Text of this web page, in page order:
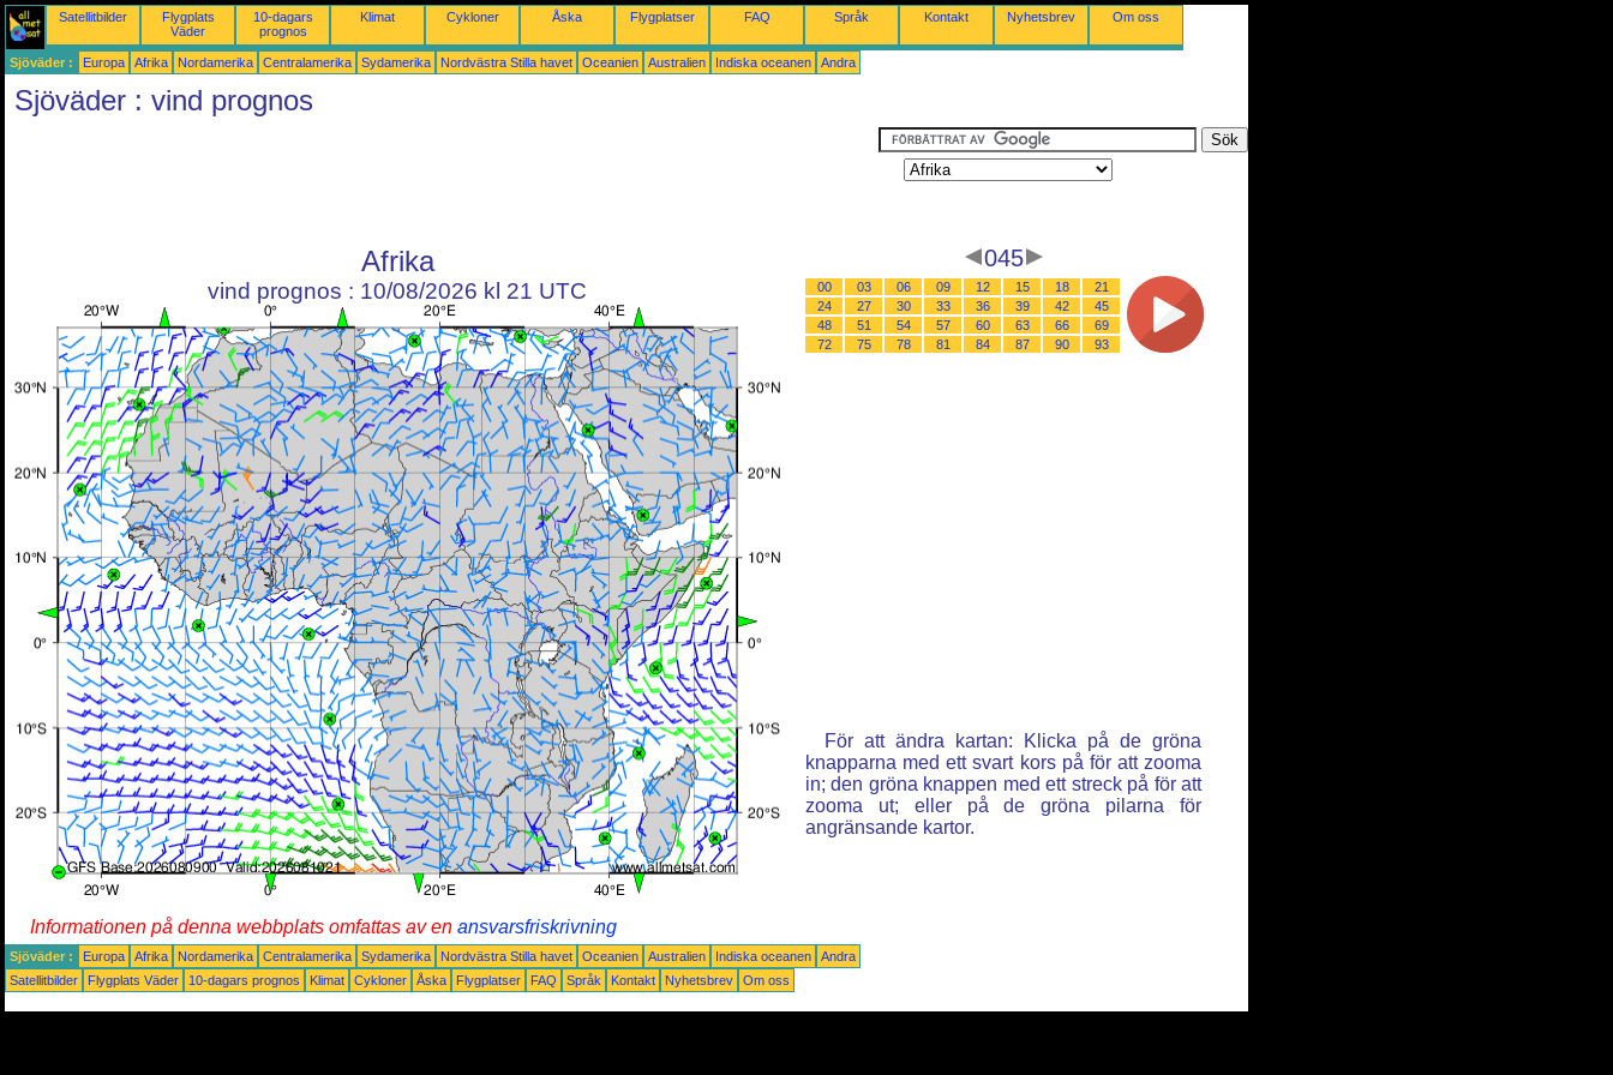
Satellitbilder
Flygplats
Väder
10-dagars
prognos
Klimat Cykloner Åska Flygplatser FAQ Språk Kontakt Nyhetsbrev Om oss
Sjöväder : Europa Afrika Nordamerika Centralamerika Sydamerika Nordvästra Stilla havet Oceanien Australien Indiska oceanen Andra
Sjöväder : vind prognos
Afrika
vind prognos : 10/08/2026 kl 21 UTC
045
00 03 06 09 12 15 18
21
24
27 30 33 36 39 42
45
48
51 54 57 60 63 66
69
72
75 78 81 84 87 90 93
För att ändra kartan: Klicka på de gröna
knapparna med ett svart kors på för att zooma
in; den gröna knappen med ett streck på för att
zooma ut; eller på de gröna pilarna för
angränsande kartor.
Informationen på denna webbplats omfattas av en ansvarsfriskrivning
Sjöväder : Europa Afrika Nordamerika Centralamerika Sydamerika Nordvästra Stilla havet Oceanien Australien Indiska oceanen
Andra
Satellitbilder
Flygplats Väder 10-dagars prognos Klimat Cykloner Åska Flygplatser FAQ Språk Kontakt Nyhetsbrev Om oss